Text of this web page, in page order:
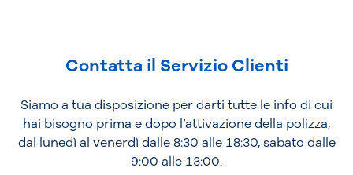
Contatta il Servizio Clienti
Siamo a tua disposizione per darti tutte le info di cui
hai bisogno prima e dopo l’attivazione della polizza,
dal lunedì al venerdì dalle 8:30 alle 18:30, sabato dalle
9:00 alle 13:00.